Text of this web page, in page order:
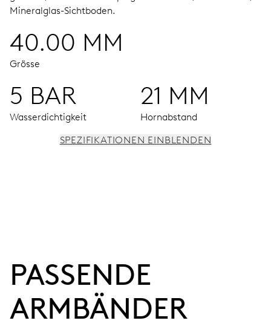
Mineralglas-Sichtboden.
40.00 MM
Grösse
5 BAR
Wasserdichtigkeit
21 MM
Hornabstand
38 Std.
Gangreserve
KALIBER
SPEZIFIKATIONEN EINBLENDEN
PASSENDE
ARMBÄNDER